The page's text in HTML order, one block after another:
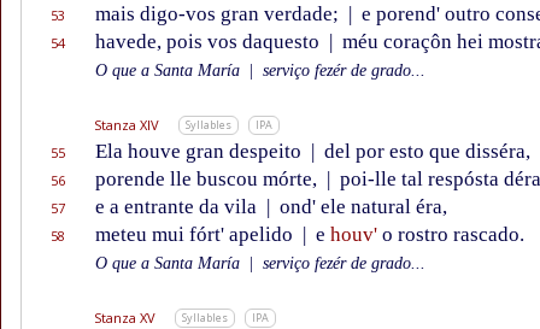
53 mais digo-vos gran verdade; | e porend' outro
54 havede, pois vos daquesto | méu coraçôn hei
O que a Santa María serviço fezér de grado...
Stanza XIV Syllables IPA
55 Ela houve gran despeito | del por esto que disséra,
56 porende lle buscou mórte, | poi-lle tal respósta
57 e a entrante da vila | ond' ele natural éra,
58 meteu mui fórt' apelido | e houv' o rostro rascado.
O que a Santa María serviço fezér de grado...
Stanza XV Syllables IPA